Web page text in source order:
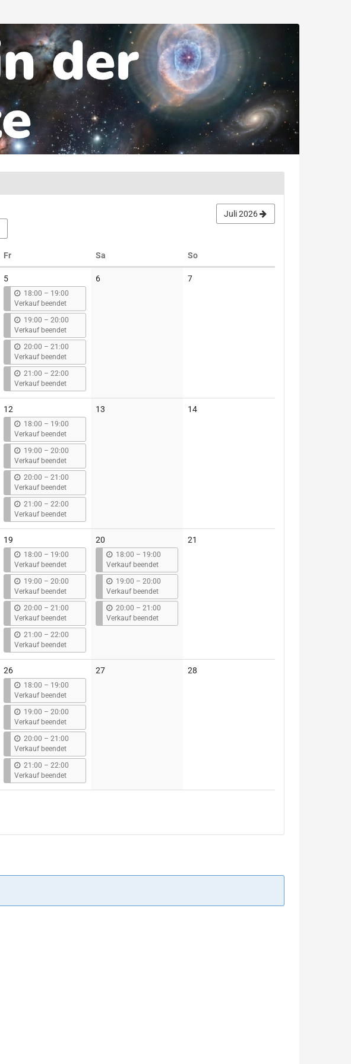
Juli 2026
FrFreitag Sa SoSonntag
5
18:00 – b
i
s
19:00
Verkauf beendet
19:00 – b
i
s
20:00
Verkauf beendet
20:00 – b
i
s
21:00
Verkauf beendet
21:00 – b
i
s
22:00
Verkauf beendet
6Keine
7Keine
12
18:00 – b
i
s
19:00
Verkauf beendet
19:00 – b
i
s
20:00
Verkauf beendet
20:00 – b
i
s
21:00
Verkauf beendet
21:00 – b
i
s
22:00
Verkauf beendet
13 14Keine
19
18:00 – b
i
s
19:00
Verkauf beendet
19:00 – b
i
s
20:00
Verkauf beendet
20:00 – b
i
s
21:00
Verkauf beendet
21:00 – b
i
s
22:00
Verkauf beendet
20
18:00 – b
i
s
19:00
Verkauf beendet
19:00 – b
i
s
20:00
Verkauf beendet
20:00 – b
i
s
21:00
Verkauf beendet
21
26
18:00 – b
i
s
19:00
Verkauf beendet
19:00 – b
i
s
20:00
Verkauf beendet
20:00 – b
i
s
21:00
Verkauf beendet
21:00 – b
i
s
22:00
Verkauf beendet
27Keine
28